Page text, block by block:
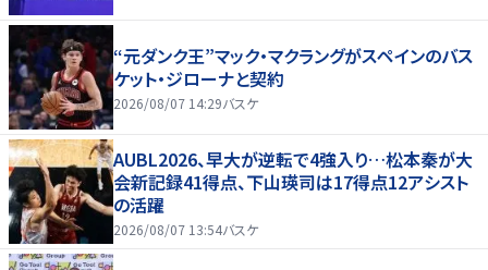
“元ダンク王”マック・マクラングがスペインのバス
ケット・ジローナと契約
2026/08/07 14:29バスケ
AUBL2026、早大が逆転で4強入り…松本秦が大
会新記録41得点、下山瑛司は17得点12アシスト
の活躍
2026/08/07 13:54バスケ